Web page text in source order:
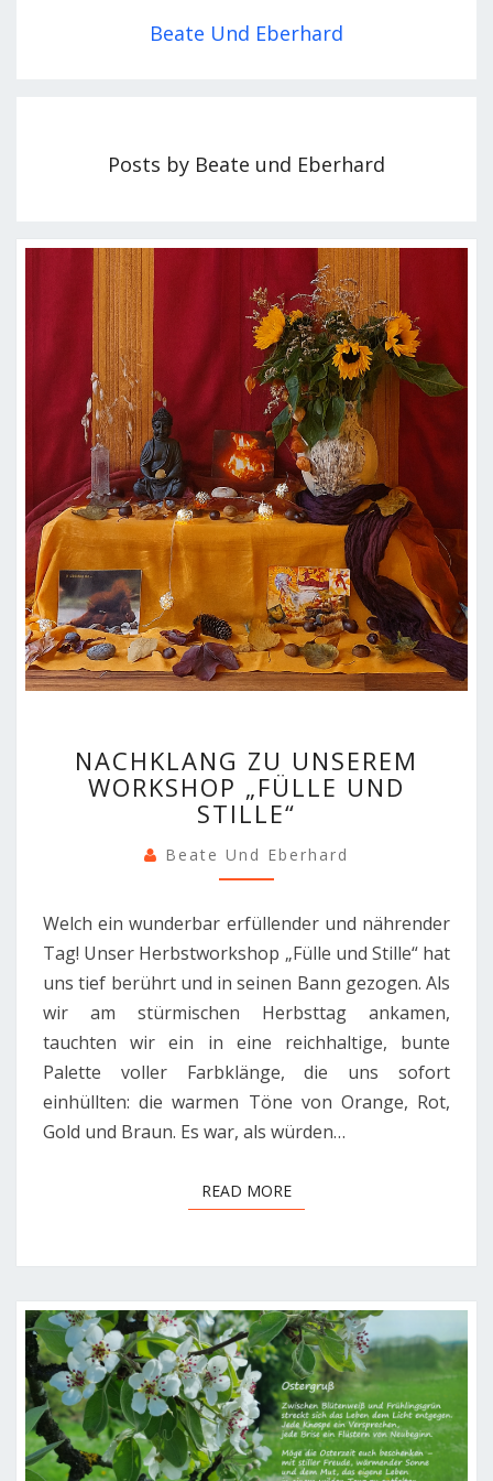
Beate Und Eberhard
Posts by Beate und Eberhard
ZU
UNSEREM
WORKSHOP
UND
STILLE“
NACHKLANG ZU UNSEREM
WORKSHOP „FÜLLE UND
STILLE“
Beate Und Eberhard
Welch ein wunderbar erfüllender und nährender
Tag! Unser Herbstworkshop „Fülle und Stille“ hat
uns tief berührt und in seinen Bann gezogen. Als
wir am stürmischen Herbsttag ankamen,
tauchten wir ein in eine reichhaltige, bunte
Palette voller Farbklänge, die uns sofort
einhüllten: die warmen Töne von Orange, Rot,
Gold und Braun. Es war, als würden…
READ MOREREAD MORE